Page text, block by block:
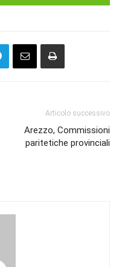
Articolo successivo
Arezzo, Commissioni
paritetiche provinciali